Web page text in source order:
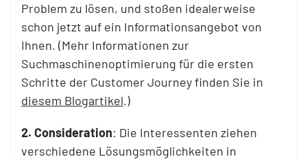
Problem zu lösen, und stoßen idealerweise
schon jetzt auf ein Informationsangebot von
Ihnen. (Mehr Informationen zur
Suchmaschinenoptimierung für die ersten
Schritte der Customer Journey finden Sie in
diesem Blogartikel.)
2. Consideration: Die Interessenten ziehen
verschiedene Lösungsmöglichkeiten in